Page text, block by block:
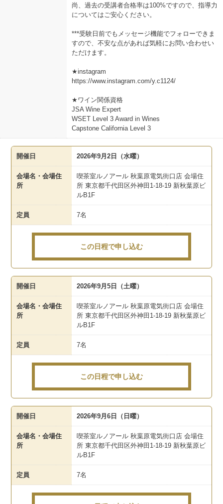
尚、過去の受講者合格率は100%ですので、指導力
についてはご安心ください。
***受験日前でもメッセージ機能でフォローできま
すので、不安な点があれば気軽にお問い合わせい
ただけます。
★instagram
https://www.instagram.com/y.c1124/
★ワイン関係資格
JSA Wine Expert
WSET Level 3 Award in Wines
Capstone California Level 3
開催日 2026年9月2日（水曜）
会場名・会場住
所
喫茶室ルノアール 秋葉原電気街口店 会場住
所 東京都千代田区外神田1-18-19 新秋葉原ビ
ルB1F
定員 7名
この日程で申し込む
開催日 2026年9月5日（土曜）
会場名・会場住
所
喫茶室ルノアール 秋葉原電気街口店 会場住
所 東京都千代田区外神田1-18-19 新秋葉原ビ
ルB1F
定員 7名
この日程で申し込む
開催日 2026年9月6日（日曜）
会場名・会場住
所
喫茶室ルノアール 秋葉原電気街口店 会場住
所 東京都千代田区外神田1-18-19 新秋葉原ビ
ルB1F
定員 7名